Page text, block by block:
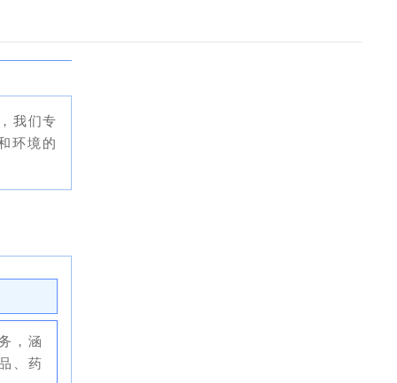
我们专
环境的
，涵
、药